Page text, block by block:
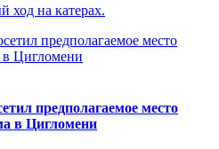
ход на катерах.
предполагаемое место
в Цигломени